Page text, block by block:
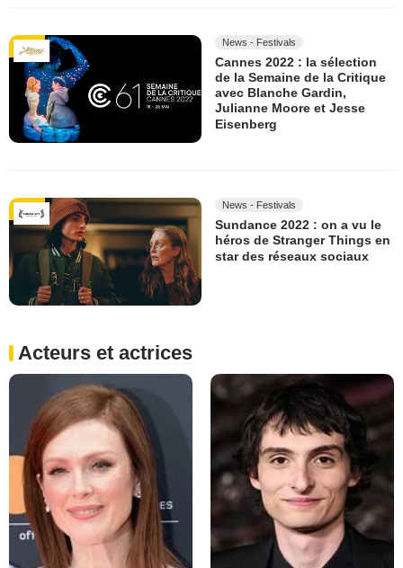
News - Festivals
Cannes 2022 : la sélection
de la Semaine de la Critique
avec Blanche Gardin,
Julianne Moore et Jesse
Eisenberg
News - Festivals
Sundance 2022 : on a vu le
héros de Stranger Things en
star des réseaux sociaux
Acteurs et actrices